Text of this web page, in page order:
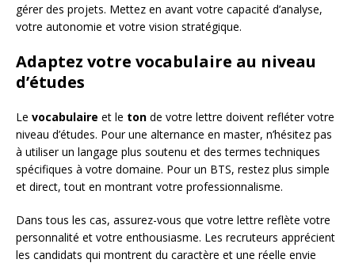
gérer des projets. Mettez en avant votre capacité d’analyse,
votre autonomie et votre vision stratégique.
Adaptez votre vocabulaire au niveau
d’études
Le vocabulaire et le ton de votre lettre doivent refléter votre
niveau d’études. Pour une alternance en master, n’hésitez pas
à utiliser un langage plus soutenu et des termes techniques
spécifiques à votre domaine. Pour un BTS, restez plus simple
et direct, tout en montrant votre professionnalisme.
Dans tous les cas, assurez-vous que votre lettre reflète votre
personnalité et votre enthousiasme. Les recruteurs apprécient
les candidats qui montrent du caractère et une réelle envie